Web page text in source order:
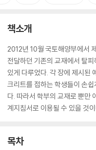
책소개
2012년 10월 국토해양부에서
전달하던 기존의 교재에서 탈
있게 다루었다. 각 장에 제시된
크리트를 접하는 학생들이 손
다. 따라서 학부의 교재로 뿐만
계지침서로 이용될 수 있을 것
목차